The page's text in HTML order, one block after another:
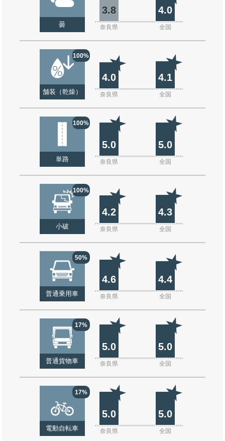
曇
3.8 4.0
奈良県 全国
100%
舗装（乾燥）
4.0 4.1
奈良県 全国
100%
単路
5.0 5.0
奈良県 全国
100%
小破
4.2 4.3
奈良県 全国
50%
普通乗用車
4.6 4.4
奈良県 全国
17%
普通貨物車
5.0 5.0
奈良県 全国
17%
電動自転車
5.0 5.0
奈良県 全国